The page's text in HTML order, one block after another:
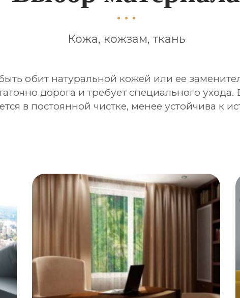
Кожа, кожзам, ткань
обит натуральной кожей или ее
дорога и требует специального
в постоянной чистке, менее устойчива к